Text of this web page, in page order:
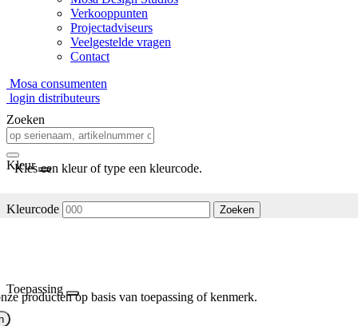
Verkooppunten
Projectadviseurs
Veelgestelde vragen
Contact
Mosa consumenten
login distributeurs
Zoeken
Kleur
Kies een kleur of type een kleurcode.
Kleurcode Zoeken
Toepassing
producten op basis van toepassing of kenmerk.